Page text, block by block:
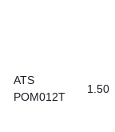
ATS
POM012T
1.50